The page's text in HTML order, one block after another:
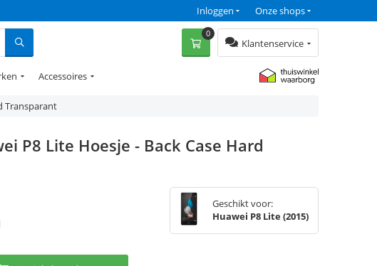
Onze shops
Inloggen
Klantenservice
0
Accessoires
Transparant
P8 Lite Hoesje - Back Case Hard
Geschikt voor:
Huawei P8 Lite (2015)